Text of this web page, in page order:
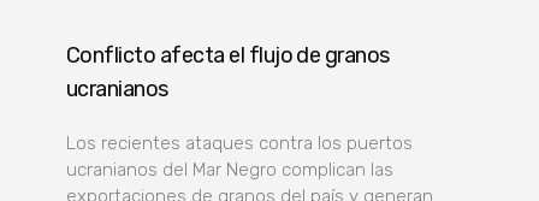
Conflicto afecta el flujo de granos
ucranianos
Los recientes ataques contra los puertos
ucranianos del Mar Negro complican las
exportaciones de granos del país y generan